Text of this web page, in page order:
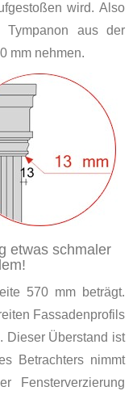
wird. Also
Tympanon aus der
mm nehmen.
etwas schmaler
570 mm beträgt.
Fassadenprofils
Dieser Überstand ist
Betrachters nimmt
Fensterverzierung